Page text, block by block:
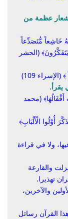
عظمة من
خَاشِعاً مُّتَصَدِّعاً
﴾ (الحشر
﴾ (الإسراء 109)
﴾ (محمد
أُوْلُوا الْأَلْبَابِ﴾
ولا في قراءة
والقارعة
تهذيرا.
والآخرين،
القرآن رسائل